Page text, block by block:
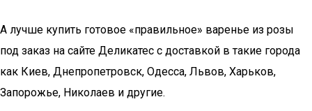
А лучше купить готовое «правильное» варенье из розы
под заказ на сайте Деликатес с доставкой в такие города
как Киев, Днепропетровск, Одесса, Львов, Харьков,
Запорожье, Николаев и другие.